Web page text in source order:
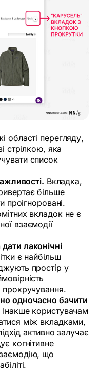
області перегляду,
стрілкою, яка
список
Вкладка,
більше
проігноровані.
вкладок не є
взаємодії
лаконічні
є найбільш
простір у
прокручування.
одночасно бачити
Інакше користувачам
між вкладками,
активно залучає
когнітивне
що